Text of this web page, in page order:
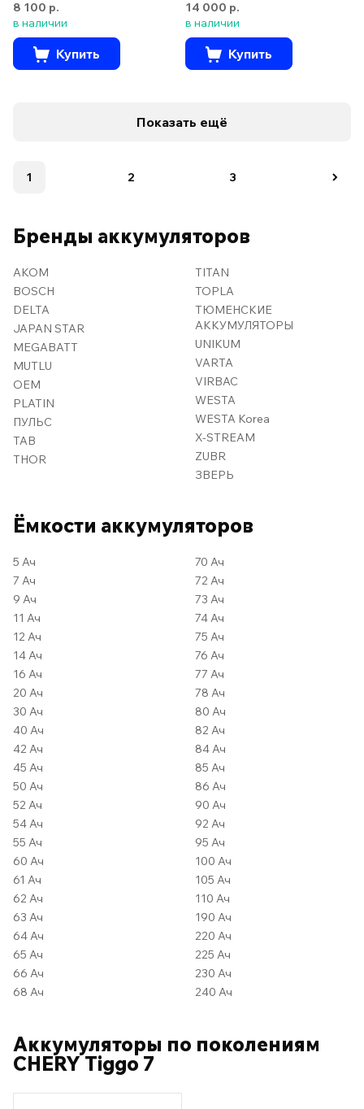
8 100 р.
в наличии
Купить
14 000 р.
в наличии
Купить
Показать ещё
1 2 3
Бренды аккумуляторов
AKOM
BOSCH
DELTA
JAPAN STAR
MEGABATT
MUTLU
OEM
PLATIN
ПУЛЬС
TAB
THOR
TITAN
TOPLA
ТЮМЕНСКИЕ
АККУМУЛЯТОРЫ
UNIKUM
VARTA
VIRBAC
WESTA
WESTA Korea
X-STREAM
ZUBR
ЗВЕРЬ
Ёмкости аккумуляторов
5 Ач
7 Ач
9 Ач
11 Ач
12 Ач
14 Ач
16 Ач
20 Ач
30 Ач
40 Ач
42 Ач
45 Ач
50 Ач
52 Ач
54 Ач
55 Ач
60 Ач
61 Ач
62 Ач
63 Ач
64 Ач
65 Ач
66 Ач
68 Ач
70 Ач
72 Ач
73 Ач
74 Ач
75 Ач
76 Ач
77 Ач
78 Ач
80 Ач
82 Ач
84 Ач
85 Ач
86 Ач
90 Ач
92 Ач
95 Ач
100 Ач
105 Ач
110 Ач
190 Ач
220 Ач
225 Ач
230 Ач
240 Ач
Аккумуляторы по поколениям
CHERY Tiggo 7